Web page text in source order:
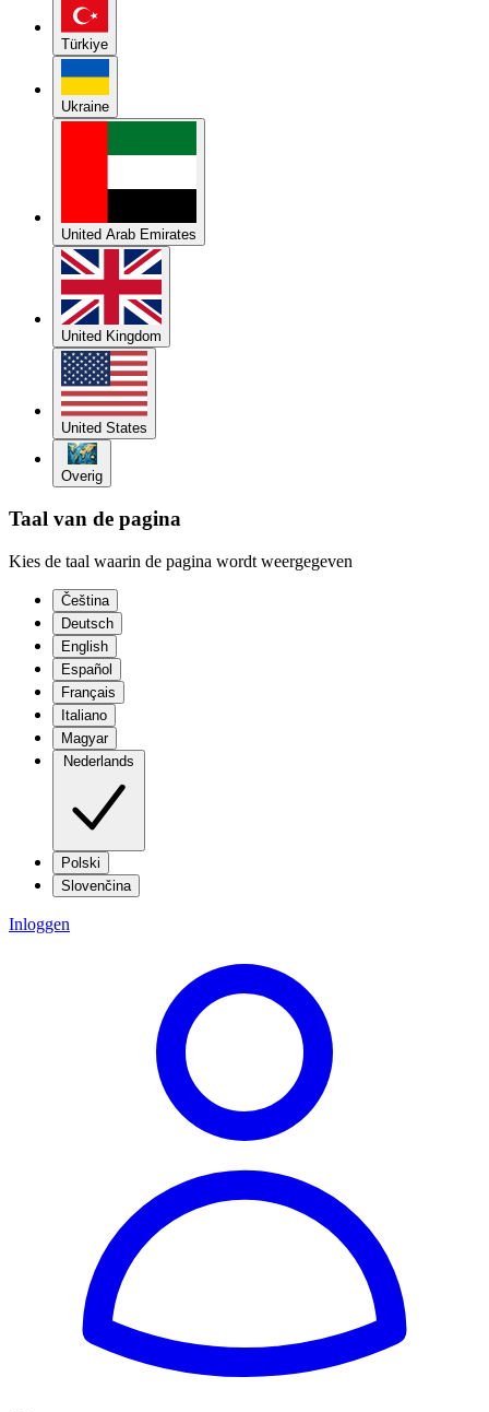
Türkiye
Ukraine
United Arab Emirates
United Kingdom
United States
Overig
Taal van de pagina
Kies de taal waarin de pagina wordt weergegeven
Čeština
Deutsch
English
Español
Français
Italiano
Magyar
Nederlands
Polski
Slovenčina
Inloggen